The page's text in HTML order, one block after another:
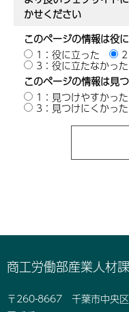
かせください
このページの情報は役
1：役に立った
3：役に立たなかった
このページの情報は見
1：見つけやすかった
3：見つけにくかった
商工労働部産業人材
〒260-8667 千葉市中央